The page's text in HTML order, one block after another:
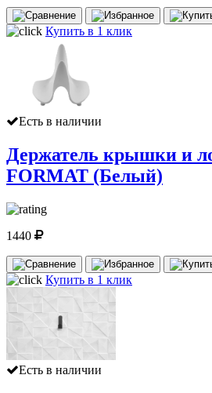
Купить в 1 клик
Есть в наличии
Держатель крышки и
FORMAT (Белый)
1440
Купить в 1 клик
Есть в наличии